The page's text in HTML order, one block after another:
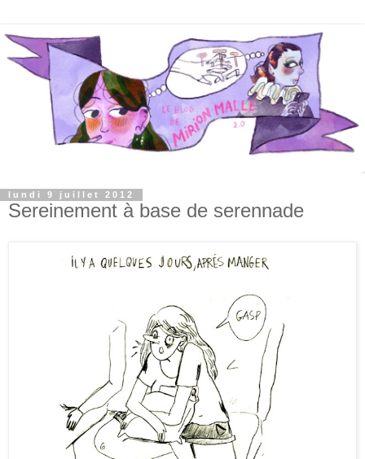
lundi 9 juillet 2012
Sereinement à base de serennade